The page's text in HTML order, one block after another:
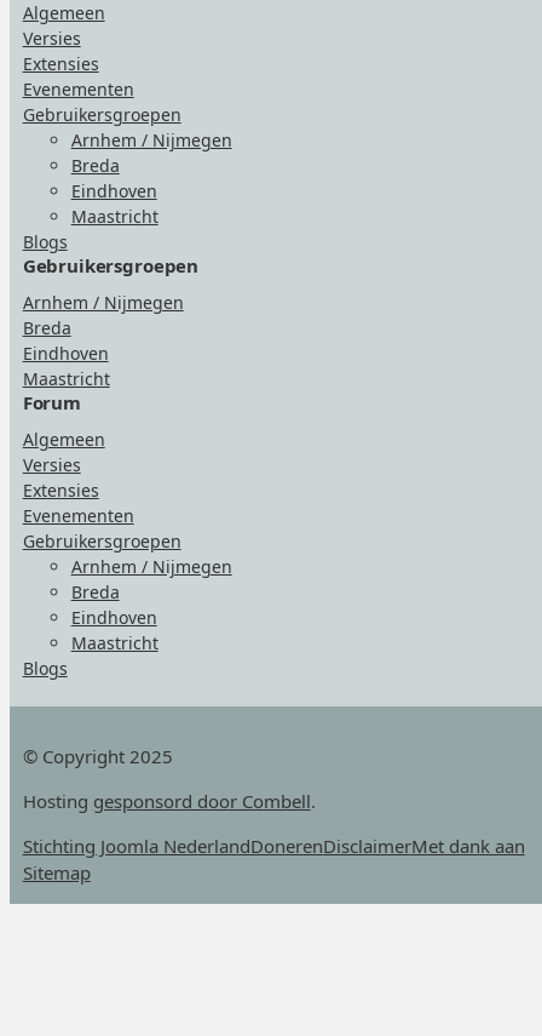
Algemeen
Versies
Extensies
Evenementen
Gebruikersgroepen
Arnhem / Nijmegen
Breda
Eindhoven
Maastricht
Blogs
Gebruikersgroepen
Arnhem / Nijmegen
Breda
Eindhoven
Maastricht
Forum
Algemeen
Versies
Extensies
Evenementen
Gebruikersgroepen
Arnhem / Nijmegen
Breda
Eindhoven
Maastricht
Blogs
© Copyright 2025
Hosting gesponsord door Combell.
Stichting Joomla NederlandDonerenDisclaimerMet dank aan
Sitemap